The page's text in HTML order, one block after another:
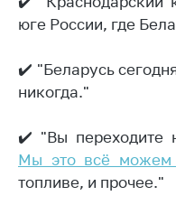
конкуренция
Торговля и
контроль
потребителей
Регулирование
рекламной
юге России, где
✔️ "Беларусь
никогда."
✔️ "Вы переходите
Мы это всё можем
топливе, и прочее."